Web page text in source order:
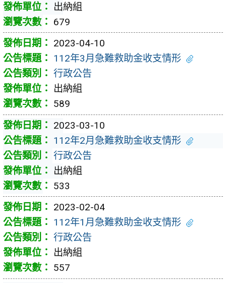
出納組
679
2023-04-10
112年3月急難救助金收支情形
行政公告
出納組
589
2023-03-10
112年2月急難救助金收支情形
行政公告
出納組
533
2023-02-04
112年1月急難救助金收支情形
行政公告
出納組
557